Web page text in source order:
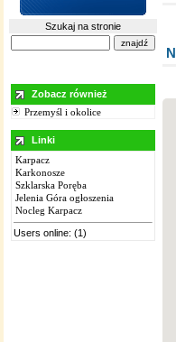
Szukaj na stronie
Zobacz również
Przemyśl i okolice
Linki
Karpacz
Karkonosze
Szklarska Poręba
Jelenia Góra ogłoszenia
Nocleg Karpacz
Users online: (1)